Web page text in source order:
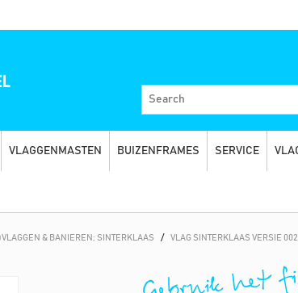
VLAGGENMASTEN BUIZENFRAMES SERVICE
& BANIEREN; SINTERKLAAS / VLAG SINTERKLAAS VERSIE 002